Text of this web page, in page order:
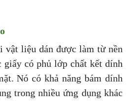
vật liệu dán được làm từ nền
giấy có phủ lớp chất kết dính
Nó có khả năng bám dính
trong nhiều ứng dụng khác